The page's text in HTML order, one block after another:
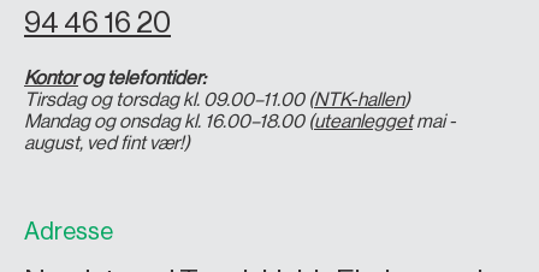
94 46 16 20
Kontorog telefontider:
Tirsdag og torsdag kl. 09.00–11.00 (NTK-hallen)
Mandag og onsdag kl. 16.00–18.00 (uteanleggetmai -
august, ved fint vær!)
Adresse